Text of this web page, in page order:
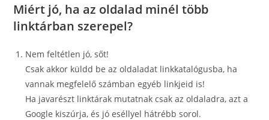
Miért jó, ha az oldalad minél több
linktárban szerepel?
Nem feltétlen jó, sőt!
Csak akkor küldd be az oldaladat linkkatalógusba, ha
vannak megfelelő számban egyéb linkjeid is!
Ha javarészt linktárak mutatnak csak az oldaladra, azt a
Google kiszúrja, és jó eséllyel hátrébb sorol.